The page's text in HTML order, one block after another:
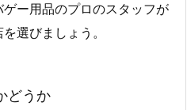
ー用品のプロのスタッフが
選びましょう。
どうか